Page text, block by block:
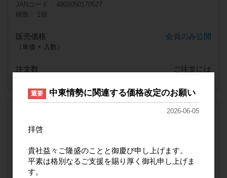
JANコード
4902050170527
梱数
1個
販売価格
（単価 × 入数）
会員のみ公開
注文数
ご注文には
1ケース
梱数
1個
販売価格
重要 中東情勢に関連する価格改定のお願い
2026-06-05
拝啓
貴社益々ご隆盛のことと御慶び申し上げます。
平素は格別なるご支援を賜り厚く御礼申し上げま
す。